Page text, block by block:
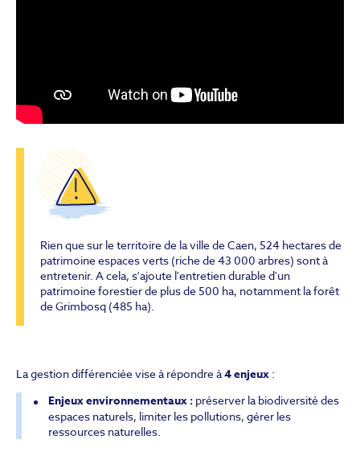
Rien que sur le territoire de la ville de Caen, 524 hectares de
patrimoine espaces verts (riche de 43 000 arbres) sont à
entretenir. A cela, s'ajoute l'entretien durable d'un
patrimoine forestier de plus de 500 ha, notamment la forêt
de Grimbosq (485 ha).
La gestion différenciée vise à répondre à4 enjeux :
Enjeux environnementaux : préserver la biodiversité des
espaces naturels, limiter les pollutions, gérer les
ressources naturelles.